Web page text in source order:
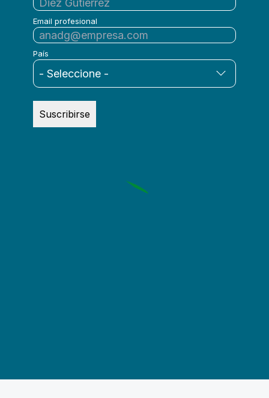
Email profesional
País
Suscribirse